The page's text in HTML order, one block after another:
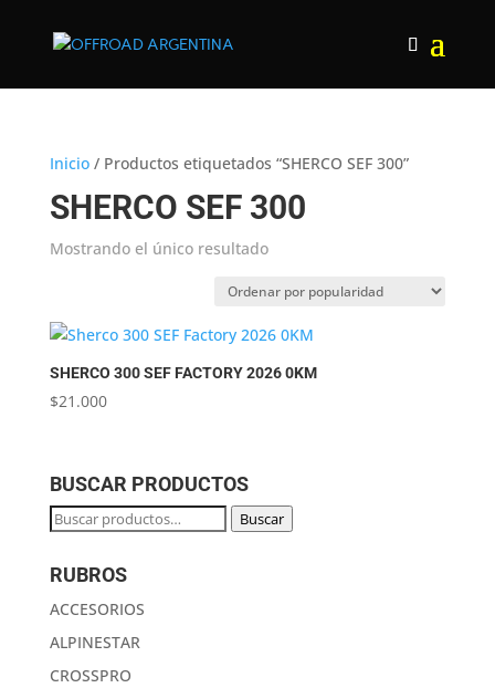
Inicio/ Productos etiquetados “SHERCO SEF 300”
SHERCO SEF 300
Mostrando el único resultado
SHERCO 300 SEF FACTORY 2026 0KM
$21.000
BUSCAR PRODUCTOS
Buscar
Buscar
RUBROS
ACCESORIOS
ALPINESTAR
CROSSPRO